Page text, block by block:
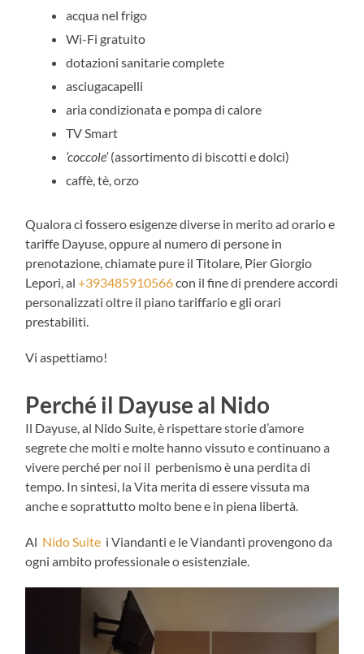
acqua nel frigo
Wi-Fi gratuito
dotazioni sanitarie complete
asciugacapelli
aria condizionata e pompa di calore
TV Smart
‘coccole’(assortimento di biscotti e dolci)
caffè, tè, orzo
Qualora ci fossero esigenze diverse in merito ad orario e
tariffe Dayuse, oppure al numero di persone in
prenotazione, chiamate pure il Titolare, Pier Giorgio
Lepori, al+393485910566con il fine di prendere accordi
personalizzati oltre il piano tariffario e gli orari
prestabiliti.
Vi aspettiamo!
Perché il Dayuse al Nido
Il Dayuse, al Nido Suite, è rispettare storie d’amore
segrete che molti e molte hanno vissuto e continuano a
vivere perché per noi il perbenismo è una perdita di
tempo. In sintesi, la Vita merita di essere vissuta ma
anche e soprattutto molto bene e in piena libertà.
Al Nido Suite i Viandanti e le Viandanti provengono da
ogni ambito professionale o esistenziale.